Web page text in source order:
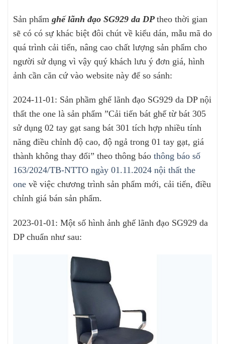
Sản phẩm ghế lãnh đạo SG929 da DP theo thời gian
sẽ có có sự khác biệt đôi chút về kiểu dán, mẫu mã do
quá trình cải tiến, nâng cao chất lượng sản phẩm cho
người sử dụng vì vậy quý khách lưu ý đơn giá, hình
ảnh cần căn cứ vào website này để so sánh:
2024-11-01: Sản phầm ghế lãnh đạo SG929 da DP nội
thất the one là sản phẩm ”Cải tiến bát ghế từ bát 305
sử dụng 02 tay gạt sang bát 301 tích hợp nhiều tính
năng điều chỉnh độ cao, độ ngả trong 01 tay gạt, giá
thành không thay đổi” theo thông báo thông báo số
163/2024/TB-NTTO ngày 01.11.2024 nội thất the
one về việc chương trình sản phẩm mới, cải tiến, điều
chỉnh giá bán sản phẩm.
2023-01-01: Một số hình ảnh ghế lãnh đạo SG929 da
DP chuẩn như sau: